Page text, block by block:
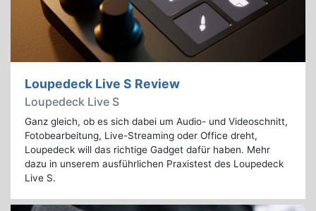
Loupedeck Live S Review
Loupedeck Live S
Ganz gleich, ob es sich dabei um Audio- und Videoschnitt,
Fotobearbeitung, Live-Streaming oder Office dreht,
Loupedeck will das richtige Gadget dafür haben. Mehr
dazu in unserem ausführlichen Praxistest des Loupedeck
Live S.